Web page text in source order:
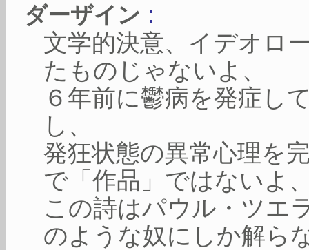
ダーザイン :
文学的決意、イデオロ
たものじゃないよ、
６年前に鬱病を発症し
し、
発狂状態の異常心理を
で「作品」ではないよ
この詩はパウル・ツエ
のような奴にしか解ら